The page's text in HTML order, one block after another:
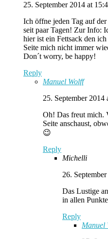
25. September 2014 at
Ich öffne jeden Tag auf
seit paar Tagen! Zur Info:
hier ist ein Fettsack den
Seite mich nicht immer
Don´t worry, be happy!
Reply
Manuel Wolff
25. September 2014
Oh! Das freut mich.
Seite anschaust,
😉
Reply
Michelli
26.
Das Lustige
in allen
Reply
Manuel